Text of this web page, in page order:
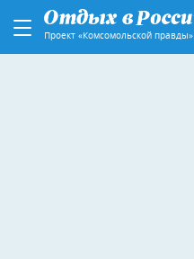
Проект «Комсомольской правды»